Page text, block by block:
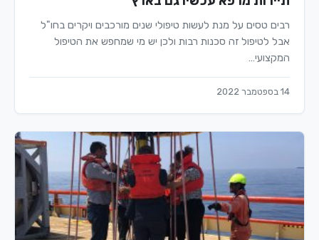
רבים טסים על מנת לעשות טיפולי שנים מורכבים ויקרים בחו"ל
אבל לטיפול זה סכנות רבות ולכן יש מי שמחפש את הטיפול
המקצועי…
14 בספטמבר 2022